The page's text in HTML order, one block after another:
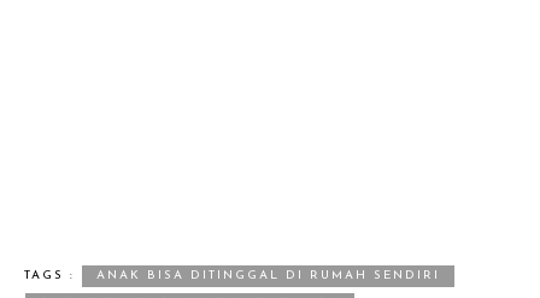
TAGS : ANAK BISA DITINGGAL DI RUMAH SENDIRI